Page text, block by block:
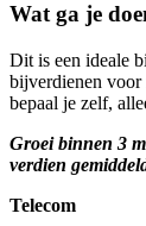
Wat ga je
Dit is een ideale
bijverdienen voor
bepaal je zelf,
Groei binnen 3
verdien
Telecom